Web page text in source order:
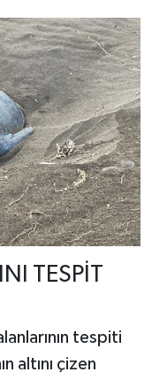
TESPİT
tespiti
altını çizen